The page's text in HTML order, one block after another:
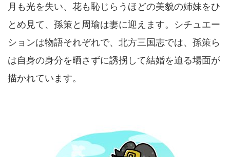
月も光を失い、花も恥じらうほどの美貌の姉妹をひ
とめ見て、孫策と周瑜は妻に迎えます。シチュエー
ションは物語それぞれで、北方三国志では、孫策ら
は自身の身分を晒さずに誘拐して結婚を迫る場面が
描かれています。